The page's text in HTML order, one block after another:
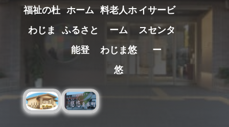
福祉の杜
わじま
ホーム
ふるさと
能登
料老人ホ
ーム
わじま悠
悠
イサービ
スセンタ
ー